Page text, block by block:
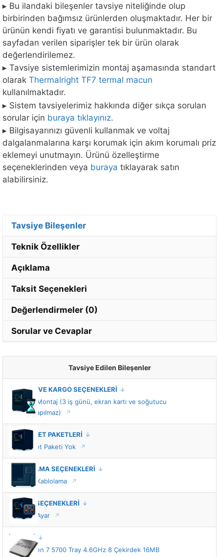
▸ Bu ilandaki bileşenler tavsiye niteliğinde olup
birbirinden bağımsız ürünlerden oluşmaktadır. Her bir
ürünün kendi fiyatı ve garantisi bulunmaktadır. Bu
sayfadan verilen siparişler tek bir ürün olarak
değerlendirilemez.
▸ Tavsiye sistemlerimizin montaj aşamasında standart
olarak Thermalright TF7 termal macun
kullanılmaktadır.
▸ Sistem tavsiyelerimiz hakkında diğer sıkça sorulan
sorular için buraya tıklayınız.
▸ Bilgisayarınızı güvenli kullanmak ve voltaj
dalgalanmalarına karşı korumak için akım korumalı priz
eklemeyi unutmayın. Ürünü özelleştirme
seçeneklerinden veya buraya tıklayarak satın
alabilirsiniz.
Tavsiye Bileşenler
Teknik Özellikler
Açıklama
Taksit Seçenekleri
Değerlendirmeler (0)
Sorular ve Cevaplar
Tavsiye Edilen Bileşenler
MONTAJ VE KARGO SEÇENEKLERİ
Standart Montaj (3 iş günü, ekran kartı ve soğutucu
montajı yapılmaz)
VIP HİZMET PAKETLERİ
VIP Hizmet Paketi Yok
KABLOLAMA SEÇENEKLERİ
Standart Kablolama
TUNING SEÇENEKLERİ
Standart Ayar
İŞLEMCİ
AMD Ryzen 7 5700 Tray 4.6GHz 8 Çekirdek 16MB